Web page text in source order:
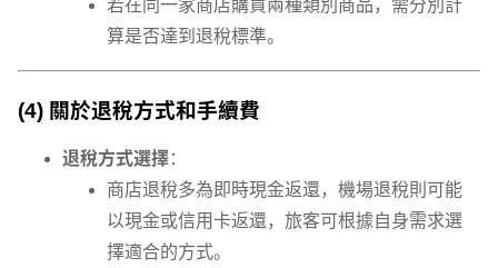
若在同一家商店購買兩種類別商品，需分別計
算是否達到退稅標準。
(4) 關於退稅方式和手續費
退稅方式選擇：
商店退稅多為即時現金返還，機場退稅則可能
以現金或信用卡返還，旅客可根據自身需求選
擇適合的方式。